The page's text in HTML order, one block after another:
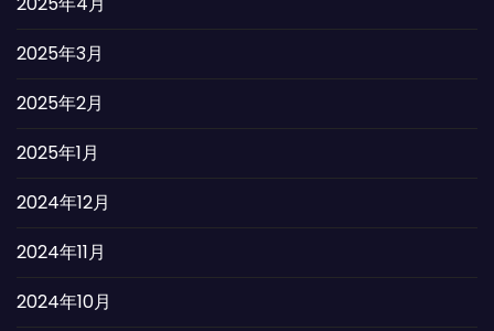
2025年3月
2025年2月
2025年1月
2024年12月
2024年11月
2024年10月